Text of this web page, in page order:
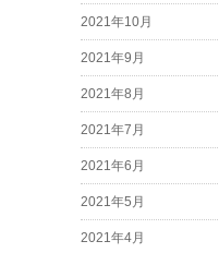
2021年10月
2021年9月
2021年8月
2021年7月
2021年6月
2021年5月
2021年4月